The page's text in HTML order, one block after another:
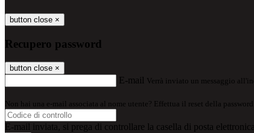
button close ×
Recupero password
button close ×
E-mail Verrà inviato un messaggio
Non hai una e-mail associata al nome utente? Effettua il reset della
E-mail inviata, si prega di controllare la casella di posta